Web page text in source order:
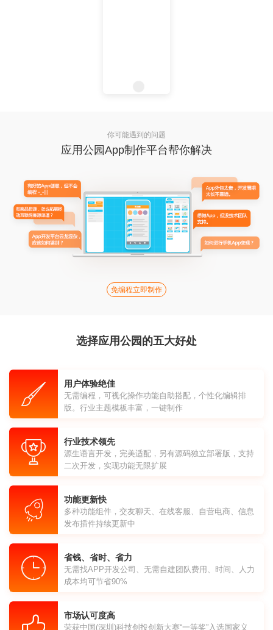
你可能遇到的问题
应用公园App制作平台帮你解决
免编程立即制作
选择应用公园的五大好处
用户体验绝佳
无需编程，可视化操作功能自助搭配，个性化编辑排
版。行业主题模板丰富，一键制作
行业技术领先
源生语言开发，完美适配，另有源码独立部署版，支持
二次开发，实现功能无限扩展
功能更新快
多种功能组件，交友聊天、在线客服、自营电商、信息
发布插件持续更新中
省钱、省时、省力
无需找APP开发公司、无需自建团队费用、时间、人力
成本均可节省90%
市场认可度高
荣获中国(深圳)科技创投创新大赛“一等奖”入选国家义